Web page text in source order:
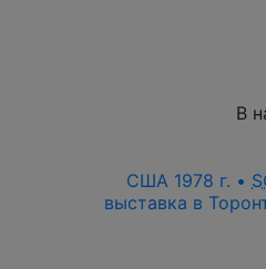
В
США 1978 г. •
выставка в